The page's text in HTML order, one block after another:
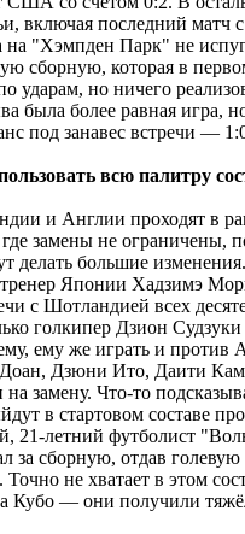
включая последний матч с
"Хэмпден Парк" не
сборную, которая в
ударам, но ничего
была более равная игра,
под занавес встречи ―
всю палитру
и Англии проходят в
замены не ограничены,
делать большие
Японии Хадзимэ
с Шотландией всех
голкипер Дзион
ему же играть и против
Дзюни Ито, Даити
замену. Что-то
в стартовом составе
21-летний футболист
за сборную, отдав голевую
не хватает в этом
Кубо ― они получили